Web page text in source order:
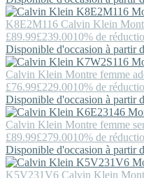
K8E2M116 Calvin Klein
£89.99£239.0010% de
Disponible d'occasion à partir
Calvin Klein Montre femme
£76.99£229.0010% de
Disponible d'occasion à partir
Calvin Klein Montre femme
£89.99£279.0010% de
Disponible d'occasion à partir
K5V231V6 Calvin Klein